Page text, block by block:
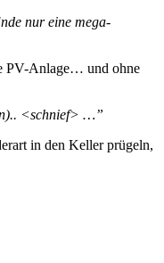
nur eine mega-
PV-Anlage… und ohne
<schnief> …”
in den Keller prügeln,